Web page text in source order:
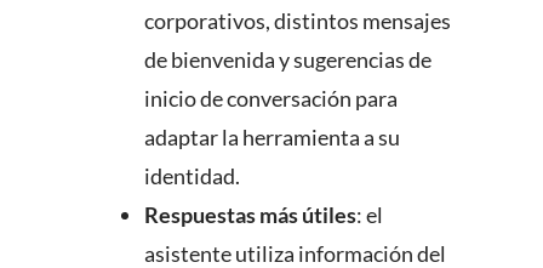
corporativos, distintos mensajes
de bienvenida y sugerencias de
inicio de conversación para
adaptar la herramienta a su
identidad.
Respuestas más útiles: el
asistente utiliza información del